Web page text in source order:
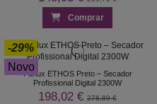
Comprar
-29%
Novo
Parlux ETHOS Preto – Secador
Profissional Digital 2300W
198,02 € 278,89 €